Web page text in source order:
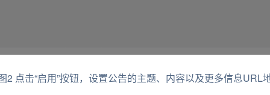
2 点击“启用”按钮，设置公告的主题、内容以及更多信息URL